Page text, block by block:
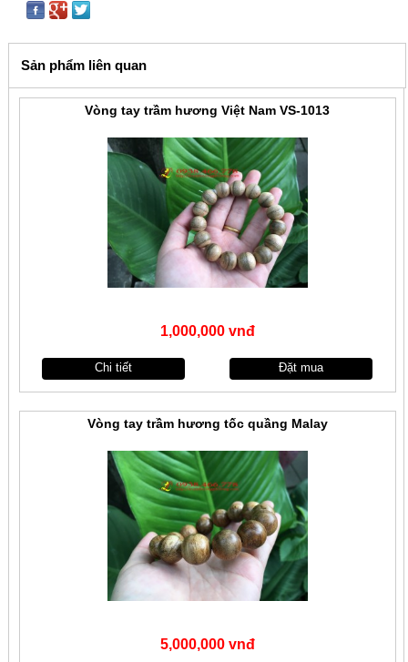
Sản phẩm liên quan
Vòng tay trầm hương Việt Nam VS-1013
1,000,000 vnđ
Chi tiết Đặt mua
Vòng tay trầm hương tốc quầng Malay
5,000,000 vnđ